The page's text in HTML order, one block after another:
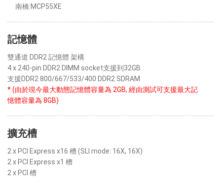
南橋:MCP55XE
記憶體
雙通道 DDR2 記憶體 架構
4 x 240-pin DDR2 DIMM socket支援到32GB
支援DDR2 800/667/533/400 DDR2 SDRAM
* (由於現今最大動態記憶體容量為 2GB, 經由測試可支援最大記
憶體容量為 8GB)
擴充槽
2 x PCI Express x16 槽 (SLI mode: 16X, 16X)
2 x PCI Express x1 槽
2 x PCI 槽